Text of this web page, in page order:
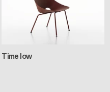
Time low